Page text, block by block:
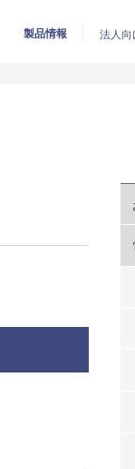
製品情報 法人向